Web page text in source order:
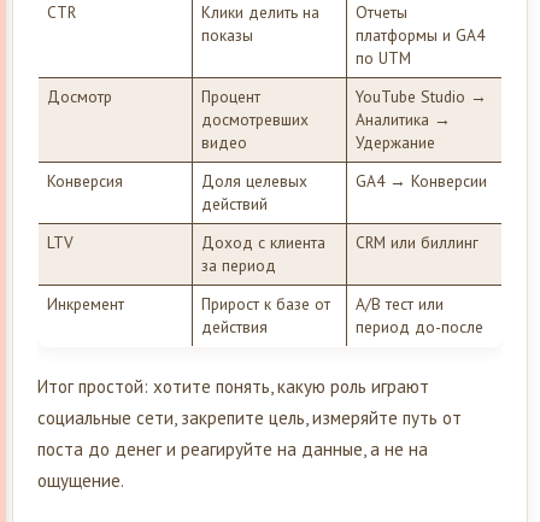
CTR
Клики делить на
показы
Отчеты
платформы и GA4
по UTM
Досмотр
Процент
досмотревших
видео
YouTube Studio →
Аналитика →
Удержание
Конверсия
Доля целевых
действий
GA4 → Конверсии
LTV
Доход с клиента
за период
CRM или биллинг
Инкремент
Прирост к базе от
действия
A/B тест или
период до-после
Итог простой: хотите понять, какую роль играют
социальные сети, закрепите цель, измеряйте путь от
поста до денег и реагируйте на данные, а не на
ощущение.